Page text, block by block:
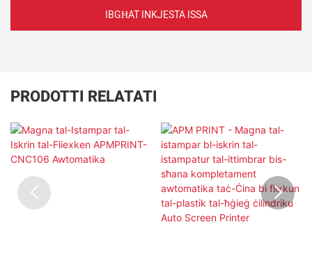
IBGĦAT INKJESTA ISSA
PRODOTTI RELATATI